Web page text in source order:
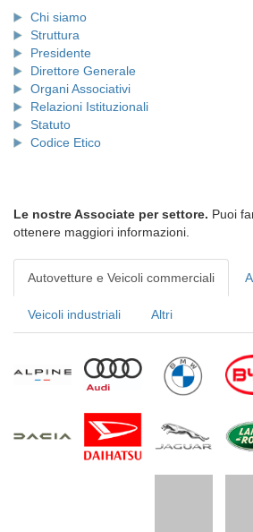
Chi siamo
Struttura
Presidente
Direttore Generale
Organi Associativi
Relazioni Istituzionali
Statuto
Codice Etico
Le nostre Associate per settore. Puoi
ottenere maggiori informazioni.
Autovetture e Veicoli commerciali
Veicoli industriali Altri